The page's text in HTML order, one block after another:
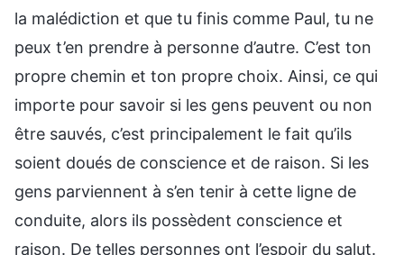
la malédiction et que tu finis comme Paul, tu ne
peux t’en prendre à personne d’autre. C’est ton
propre chemin et ton propre choix. Ainsi, ce qui
importe pour savoir si les gens peuvent ou non
être sauvés, c’est principalement le fait qu’ils
soient doués de conscience et de raison. Si les
gens parviennent à s’en tenir à cette ligne de
conduite, alors ils possèdent conscience et
raison. De telles personnes ont l’espoir du salut.